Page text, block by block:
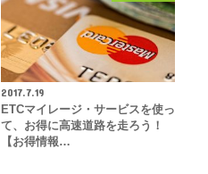
2017.7.19
ETCマイレージ・サービスを使っ
て、お得に高速道路を走ろう！
【お得情報…